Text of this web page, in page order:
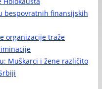
bespovratnih finansijskih
organizacije traže
Muškarci i žene različito